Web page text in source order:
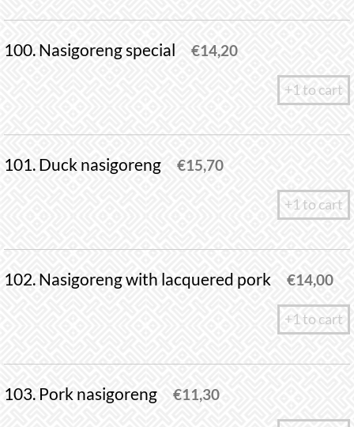
100. Nasigoreng special €14,20
+1 to cart
101. Duck nasigoreng €15,70
+1 to cart
102. Nasigoreng with lacquered pork €14,00
+1 to cart
103. Pork nasigoreng €11,30